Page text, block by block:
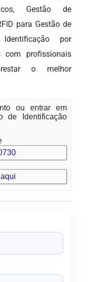
Gestão de
para Gestão de
por
com profissionais
o melhor
ou entrar em
de Identificação